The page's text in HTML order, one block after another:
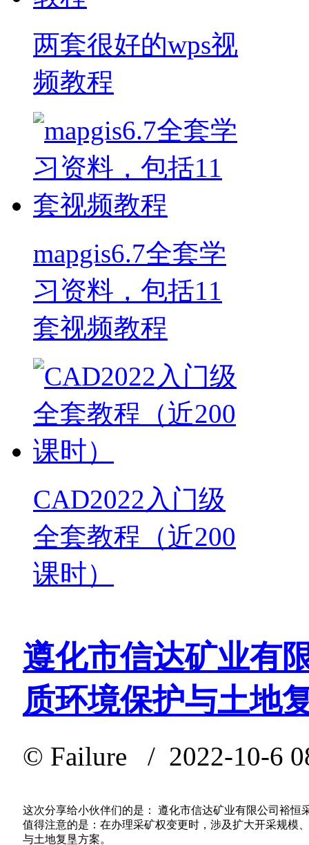
两套很好的wps视
频教程
mapgis6.7全套学
习资料，包括11
套视频教程
CAD2022入门级
全套教程（近200
课时）
遵化市信达矿业有
质环境保护与土地
© Failure / 2022-10-6
这次分享给小伙伴们的是： 遵化市信达矿业有限公司裕恒
值得注意的是：在办理采矿权变更时，涉及扩大开采规模
与土地复垦方案。